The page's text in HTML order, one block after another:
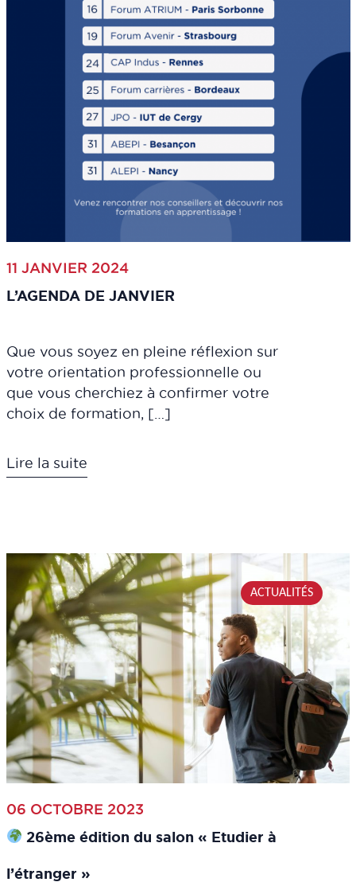
11 JANVIER 2024
L’AGENDA DE JANVIER
Que vous soyez en pleine réflexion sur
votre orientation professionnelle ou
que vous cherchiez à confirmer votre
choix de formation, […]
Lire la suite
ACTUALITÉS
06 OCTOBRE 2023
26ème édition du salon « Etudier à
l’étranger »